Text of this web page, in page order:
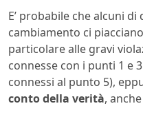
E’ probabile che alcuni
cambiamento ci
particolare alle gravi
connesse con i punti 1 e
connessi al punto 5),
contodella verità,